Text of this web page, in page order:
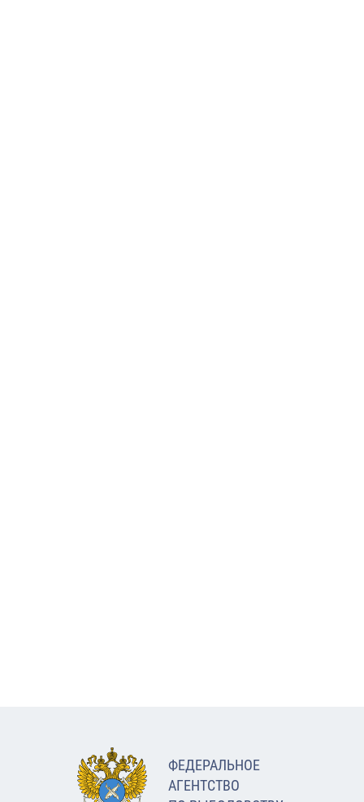
ФЕДЕРАЛЬНОЕ
АГЕНТСТВО